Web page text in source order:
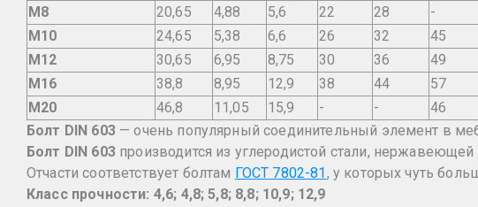
M8
20,65 4,88 5,6 22 28
-
M10
24,65 5,38 6,6 26 32
45
M12
30,65 6,95 8,75 30 36
49
M16
38,8 8,95 12,9 38 44
57
M20
46,8 11,05 15,9 - -
46
Болт DIN 603— очень популярный соединительный элемент в
Болт DIN 603производится из углеродистой стали, нержавеющей
Отчасти соответствует болтам ГОСТ 7802-81, у которых чуть
Класс прочности: 4,6; 4,8; 5,8; 8,8; 10,9; 12,9